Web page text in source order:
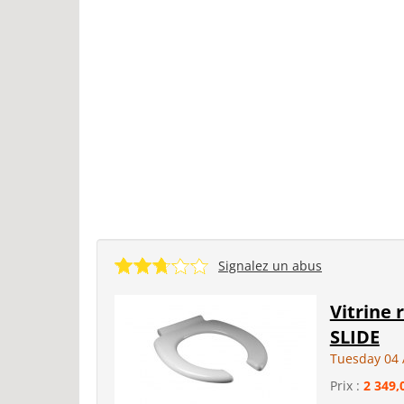
Signalez un abus
Vitrine
SLIDE
Tuesday 04
Prix : 2